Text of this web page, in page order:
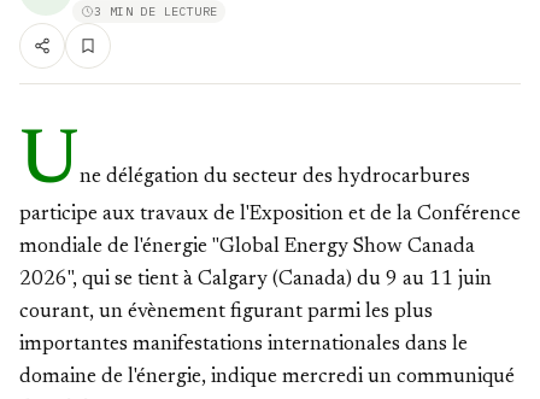
3 MIN DE LECTURE
U ne délégation du secteur des hydrocarbures
participe aux travaux de l'Exposition et de la Conférence
mondiale de l'énergie "Global Energy Show Canada
2026", qui se tient à Calgary (Canada) du 9 au 11 juin
courant, un évènement figurant parmi les plus
importantes manifestations internationales dans le
domaine de l'énergie, indique mercredi un communiqué